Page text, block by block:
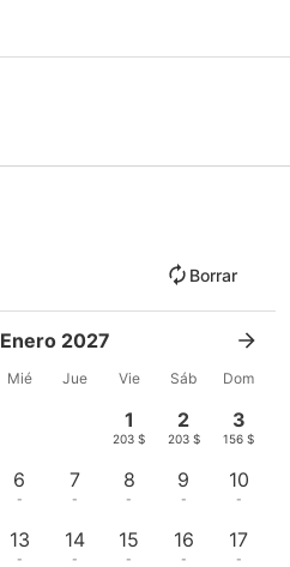
Borrar
Enero 2027
Mié Jue Vie Sáb Dom
1
203 $
2
203 $
3
156 $
6
-
7
-
8
-
9
-
10
-
13
-
14
-
15
-
16
-
17
-